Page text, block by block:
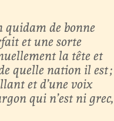
quidam de bonne
et une sorte
la tête et
quelle nation il est ;
et d’une voix
qui n’est ni grec,